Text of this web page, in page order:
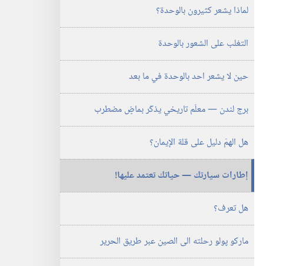
‎٢٠٠٤
لماذا يشعر كثيرون بالوحدة؟‏
التغلب على الشعور بالوحدة
حين لا يشعر احد بالوحدة في ما بعد
برج لندن —‏ معلَم تاريخي يذكّر بماضٍ مضطرب
هل الهمّ دليل على قلة الإيمان؟‏
إطارات سيارتك —‏ حياتك تعتمد عليها!‏
هل تعرف؟‏
ماركو پولو رحلته الى الصين عبر طريق الحرير